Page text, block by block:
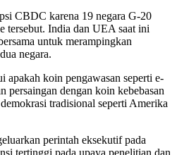
CBDC karena 19 negara G-20
tersebut. India dan UEA saat ini
untuk merampingkan
negara.
apakah koin pengawasan seperti e-
persaingan dengan koin kebebasan
tradisional seperti Amerika
perintah eksekutif pada
tertinggi pada upaya penelitian dan